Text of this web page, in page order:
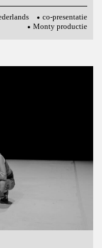
co-presentatie
Monty productie